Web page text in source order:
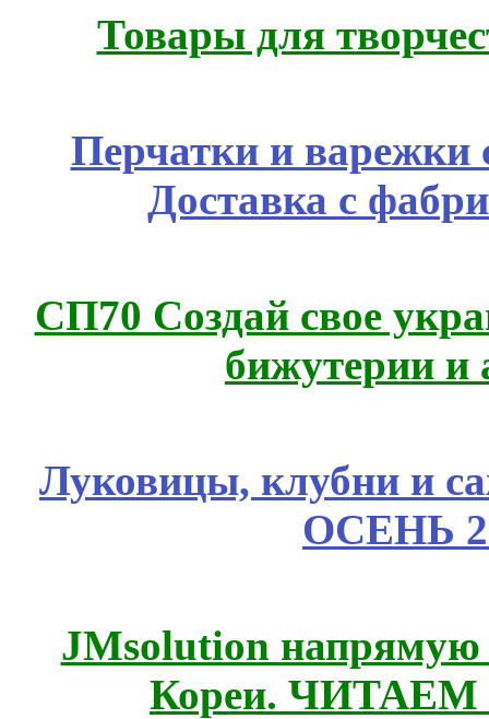
Товары для
Перчатки и варежки
Доставка с
СП70 Создай свое
бижутерии и
Луковицы, клубни и
ОСЕНЬ
JMsolution
Кореи.